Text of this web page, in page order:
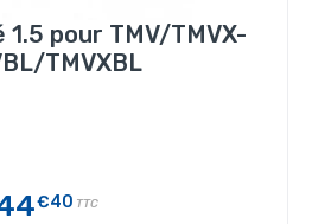
pour TMV/TMVX-
TMVXBL
€40 TTC